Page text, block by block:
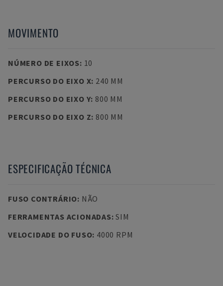
MOVIMENTO
NÚMERO DE EIXOS: 10
PERCURSO DO EIXO X: 240 MM
PERCURSO DO EIXO Y: 800 MM
PERCURSO DO EIXO Z: 800 MM
ESPECIFICAÇÃO TÉCNICA
FUSO CONTRÁRIO: NÃO
FERRAMENTAS ACIONADAS:SIM
VELOCIDADE DO FUSO: 4000 RPM